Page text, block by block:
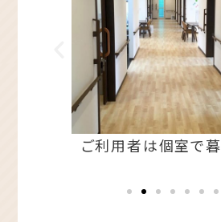
ご利用者は個室で